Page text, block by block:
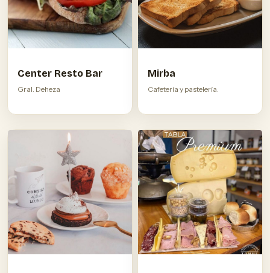
Center Resto Bar
Gral. Deheza
Mirba
Cafetería y pastelería.